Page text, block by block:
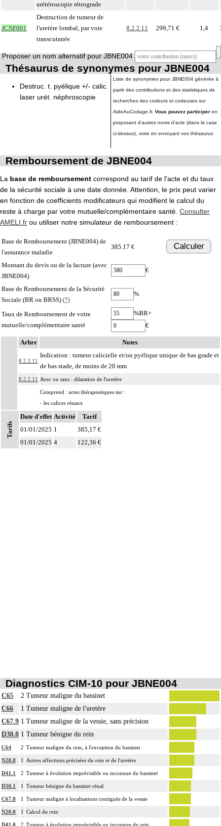
urétéroscopie rétrograde
JCNF001
Destruction de tumeur de
l'uretère lombal, par voie
transcutanée
8.2.2.11 299,71 € 1,4
Proposer un nom alternatif pour JBNE004
Thésaurus de synonymes pour JBNE004
Destruc. t. pyélique +/- calic.
laser urét. néphroscopie
Liste de synonymes pour JBNE004 générée à
partir des contributions et des statistiques de
recherches des codeurs et codeuses sur
AideAuCodage.fr. Vous pouvez participer en
proposant d'autres noms d'acte (dans la case
ci-dessus), voire en envoyant vos thésaurus
Remboursement de JBNE004
La base de remboursement correspond au tarif de l'acte et du taux
de la sécurité sociale à une date donnée. Attention, le prix peut varier
en fonction de coefficients modificateurs qui modifient le calcul du
reste à charge par votre mutuelle/complémentaire santé. Consulter
AMELI.fr ou utiliser notre simulateur de remboursement :
Base de Remboursement (JBNE004) de
l'assurance maladie
385.17 € Calculer
Montant du devis ou de la facture (avec
JBNE004)
€
Base de Remboursement de la Sécurité
Sociale (BR ou BRSS) (?)
%
Taux de Remboursement de votre
mutuelle/complémentaire santé
%BR+
€
Arbre Notes
8.2.2.11
Indication : tumeur calicielle et/ou pyélique unique de bas grade et
de bas stade, de moins de 20 mm
8.2.2.11 Avec ou sans : dilatation de l'uretère
8.2.2
Comprend : actes thérapeutiques sur :
- les calices rénaux
- le bassinet [pelvis] rénal
- la jonction pyélo-urétérale
Tarifs
Date d'effet Activité
Tarif
01/01/2025 1
385,17 €
01/01/2025 4 122,36 €
Diagnostics CIM-10 pour JBNE004
C65 2 Tumeur maligne du bassinet
C66
1 Tumeur maligne de l'uretère
C67.9 1 Tumeur maligne de la vessie, sans précision
D30.0 1 Tumeur bénigne du rein
C64 2 Tumeur maligne du rein, à l'exception du bassinet
N28.8 1 Autres affections précisées du rein et de l'uretère
D41.1 2 Tumeur à évolution imprévisible ou inconnue du bassinet
D30.1 1 Tumeur bénigne du bassinet rénal
C67.8 1 Tumeur maligne à localisations contiguës de la vessie
N20.0 1 Calcul du rein
D41.0 2 Tumeur à évolution imprévisible ou inconnue du rein